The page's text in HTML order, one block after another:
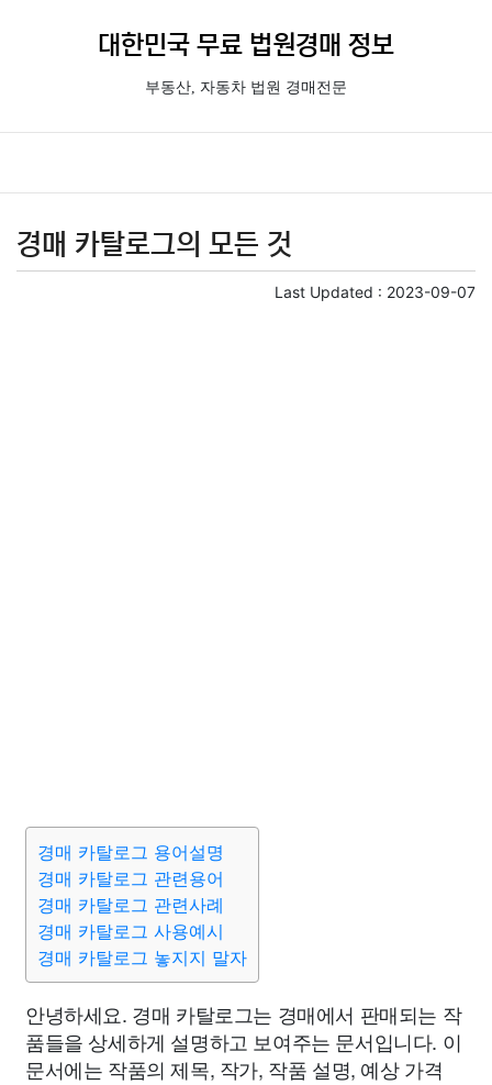
대한민국 무료 법원경매 정보
부동산, 자동차 법원 경매전문
경매 카탈로그의 모든 것
Last Updated : 2023-09-07
경매 카탈로그 용어설명
경매 카탈로그 관련용어
경매 카탈로그 관련사례
경매 카탈로그 사용예시
경매 카탈로그 놓지지 말자
안녕하세요. 경매 카탈로그는 경매에서 판매되는 작
품들을 상세하게 설명하고 보여주는 문서입니다. 이
문서에는 작품의 제목, 작가, 작품 설명, 예상 가격